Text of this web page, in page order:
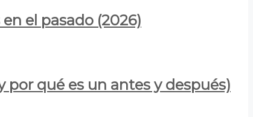
el pasado (2026)
qué es un antes y después)